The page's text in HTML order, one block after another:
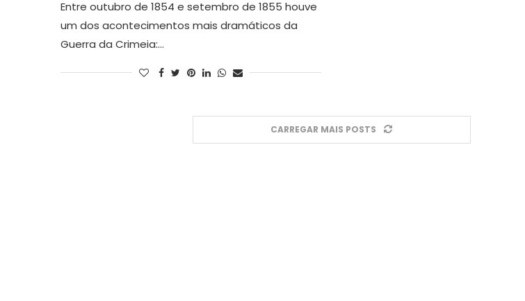
Entre outubro de 1854 e setembro de 1855 houve
um dos acontecimentos mais dramáticos da
Guerra da Crimeia:…
CARREGAR MAIS POSTS